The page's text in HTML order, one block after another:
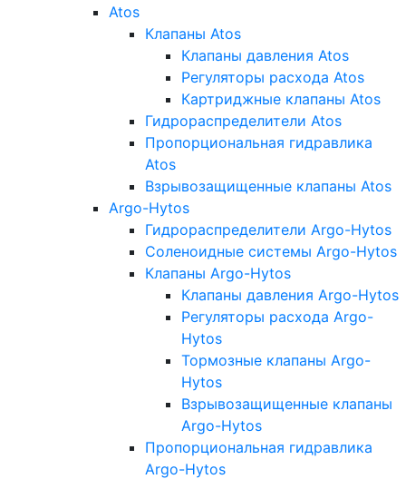
Atos
Клапаны Atos
Клапаны давления Atos
Регуляторы расхода Atos
Картриджные клапаны Atos
Гидрораспределители Atos
Пропорциональная гидравлика
Atos
Взрывозащищенные клапаны Atos
Argo-Hytos
Гидрораспределители Argo-Hytos
Соленоидные системы Argo-Hytos
Клапаны Argo-Hytos
Клапаны давления Argo-Hytos
Регуляторы расхода Argo-
Hytos
Тормозные клапаны Argo-
Hytos
Взрывозащищенные клапаны
Argo-Hytos
Пропорциональная гидравлика
Argo-Hytos